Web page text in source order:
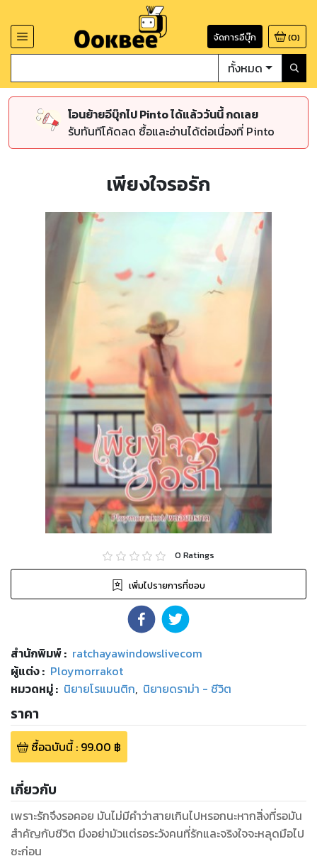
จัดการอีบุ๊ก (0)
ทั้งหมด
โอนย้ายอีบุ๊กไป Pinto ได้แล้ววันนี้ กดเลย
รับทันทีโค้ดลด ซื้อและอ่านได้ต่อเนื่องที่ Pinto
เพียงใจรอรัก
0 Ratings
เพิ่มไปรายการที่ชอบ
สำนักพิมพ์: ratchayawindowslivecom
ผู้แต่ง : Ploymorrakot
หมวดหมู่: นิยายโรแมนติก, นิยายดราม่า - ชีวิต
ราคา
ซื้อฉบับนี้: 99.00 ฿
เกี่ยวกับ
เพราะรักจึงรอคอย มันไม่มีคำว่าสายเกินไปหรอกนะหากสิ่งที่รอมัน
สำคัญกับชีวิต มึงอย่ามัวแต่รอระวังคนที่รักและจริงใจจะหลุดมือไป
ซะก่อน